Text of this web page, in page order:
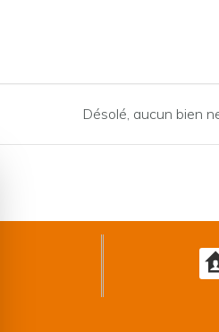
Désolé, aucun bien